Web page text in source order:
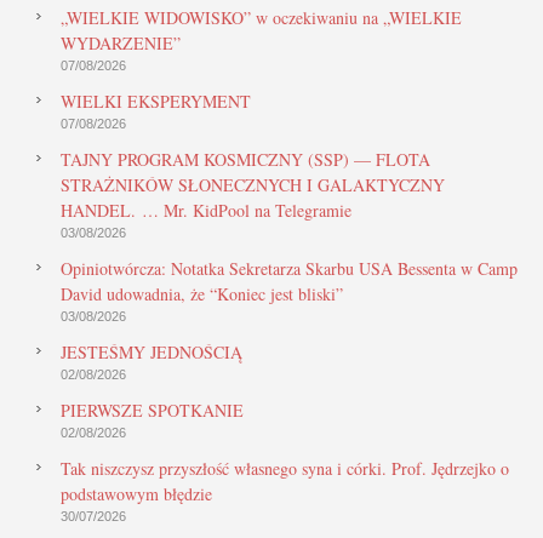
„WIELKIE WIDOWISKO” w oczekiwaniu na „WIELKIE
WYDARZENIE”
07/08/2026
WIELKI EKSPERYMENT
07/08/2026
TAJNY PROGRAM KOSMICZNY (SSP) — FLOTA
STRAŻNIKÓW SŁONECZNYCH I GALAKTYCZNY
HANDEL. … Mr. KidPool na Telegramie
03/08/2026
Opiniotwórcza: Notatka Sekretarza Skarbu USA Bessenta w Camp
David udowadnia, że “Koniec jest bliski”
03/08/2026
JESTEŚMY JEDNOŚCIĄ
02/08/2026
PIERWSZE SPOTKANIE
02/08/2026
Tak niszczysz przyszłość własnego syna i córki. Prof. Jędrzejko o
podstawowym błędzie
30/07/2026